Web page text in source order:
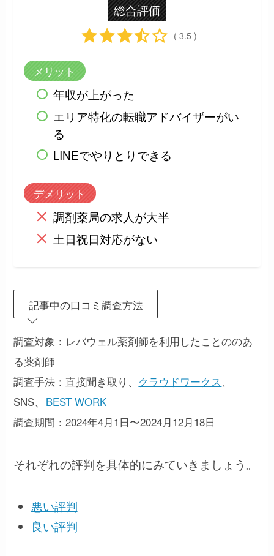
総合評価
( 3.5 )
メリット
年収が上がった
エリア特化の転職アドバイザーがい
る
LINEでやりとりできる
デメリット
調剤薬局の求人が大半
土日祝日対応がない
記事中の口コミ調査方法
調査対象：レバウェル薬剤師を利用したことののあ
る薬剤師
調査手法：直接聞き取り、 クラウドワークス、
SNS、 BEST WORK
調査期間：2024年4月1日〜2024月12月18日
それぞれの評判を具体的にみていきましょう。
悪い評判
良い評判